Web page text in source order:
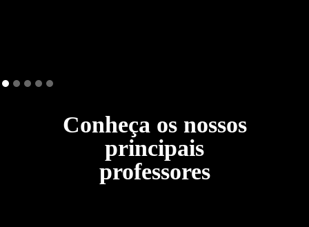
Conheça os nossos
principais
professores